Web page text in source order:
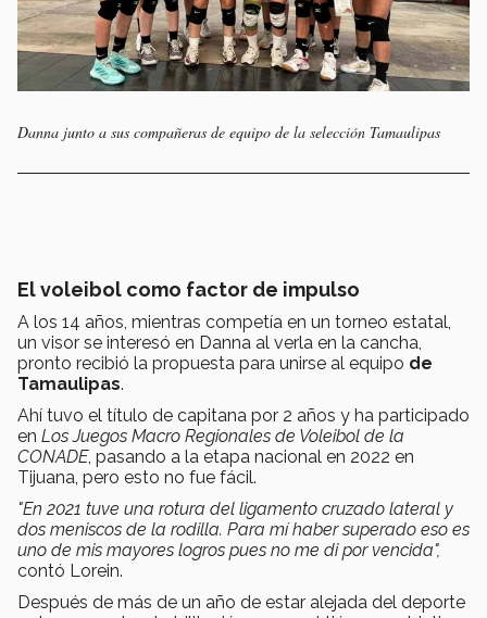
Danna junto a sus compañeras de equipo de la selección Tamaulipas
El voleibol como factor de impulso
A los 14 años, mientras competía en un torneo estatal,
un visor se interesó en Danna al verla en la cancha,
pronto recibió la propuesta para unirse al equipo de
Tamaulipas.
Ahí tuvo el título de capitana por 2 años y ha participado
en Los Juegos Macro Regionales de Voleibol de la
CONADE, pasando a la etapa nacional en 2022 en
Tijuana, pero esto no fue fácil.
"En 2021 tuve una rotura del ligamento cruzado lateral y
dos meniscos de la rodilla. Para mí haber superado eso es
uno de mis mayores logros pues no me di por vencida",
contó Lorein.
Después de más de un año de estar alejada del deporte